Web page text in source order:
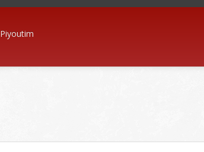
Piyoutim